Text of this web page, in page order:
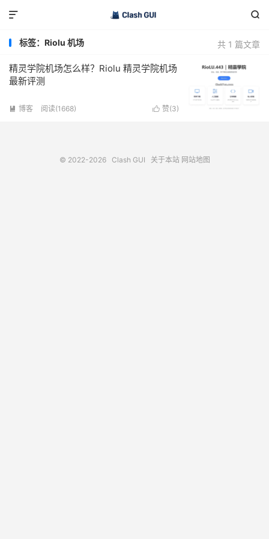


共 1 篇文章
标签：Riolu 机场
精灵学院机场怎么样？Riolu 精灵学院机场
最新评测
 赞(3)
 博客 阅读(1668)
© 2022-2026 Clash GUI 关于本站 网站地图